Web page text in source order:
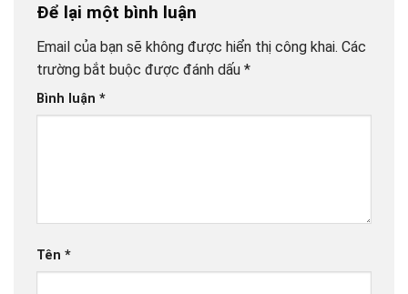
Để lại một bình luận
Email của bạn sẽ không được hiển thị công khai. Các
trường bắt buộc được đánh dấu *
Bình luận *
Tên *